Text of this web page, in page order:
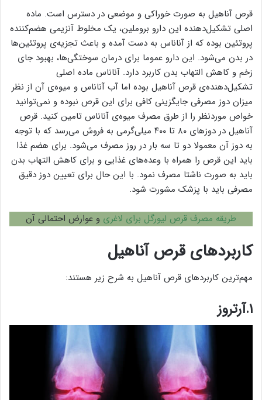
قرص آناهیل به صورت خوراکی و موضعی در دسترس است. ماده
اصلی تشکیل‌دهنده این دارو بروملین، یک مخلوط آنزیمی هضم‌کننده
پروتئین بوده که از آناناس به دست آمده و باعث تجزیه‌ی پروتئین‌ها
در بدن می‌شود. این دارو عموما برای درمان سوختگی‌ها، بهبود جای
زخم و کاهش التهاب بدن کاربرد دارد. آناناس ماده اصلی
تشکیل‌دهنده‌ی قرص آناهیل بوده اما آب آناناس و میوه‌ی آن از نظر
میزان دوز مصرفی جایگزینی کافی برای این قرص نبوده و نمی‌توانید
خواص موردنظر را از طرق مصرف میوه‌ی آناناس تامین کنید. قرص
آناهیل در دوزهای ۸۰ تا ۴۰۰ میلی‌گرمی به فروش می‌رسد که با توجه
به دوز آن معمولا دو تا سه بار در روز مصرف می‌شود. برای هضم غذا
باید این قرص را همراه با وعده‌های غذایی و برای کاهش التهاب بدن
باید به صورت ناشتا مصرف نمود. با این حال برای تعیین دوز دقیق
مصرفی باید با پزشک مشورت شود.
طریقه مصرف قرص لیورگل برای لاغری و عوارض احتمالی آن
کاربردهای قرص آناهیل
مهم‌ترین کاربردهای قرص آناهیل به شرح زیر هستند:
۱.آرتروز